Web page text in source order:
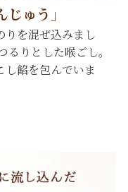
ゅう」
りを混ぜ込みまし
りとした喉ごし。
し餡を包んでいま